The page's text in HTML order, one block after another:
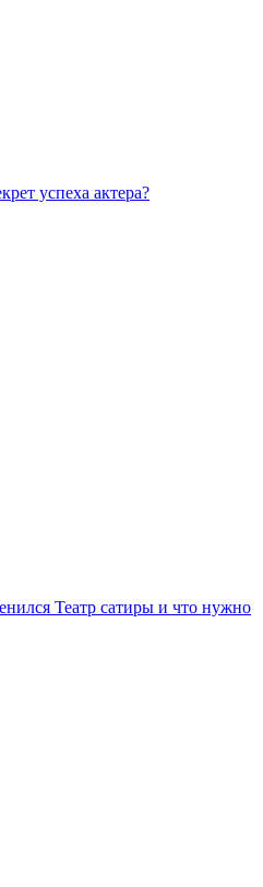
успеха актера?
Театр сатиры и что нужно